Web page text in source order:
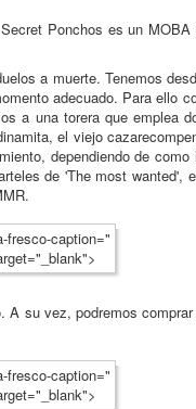
Ponchos es un MOBA
a muerte. Tenemos
adecuado. Para ello
a una torera que emplea
el viejo
dependiendo de
de 'The most wanted',
fresco-caption="
A su vez, podremos
fresco-caption="